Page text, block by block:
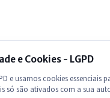
e Cookies - LGPD
e usamos cookies essenciais
só são ativados com a sua